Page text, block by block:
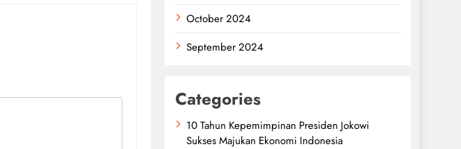
October 2024
September 2024
Categories
10 Tahun Kepemimpinan Presiden Jokowi
Sukses Majukan Ekonomi Indonesia